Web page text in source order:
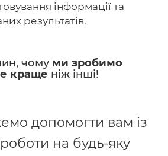
інформації та
результатів.
чому ми зробимо
краще ніж інші!
допомогти вам із
на будь-яку